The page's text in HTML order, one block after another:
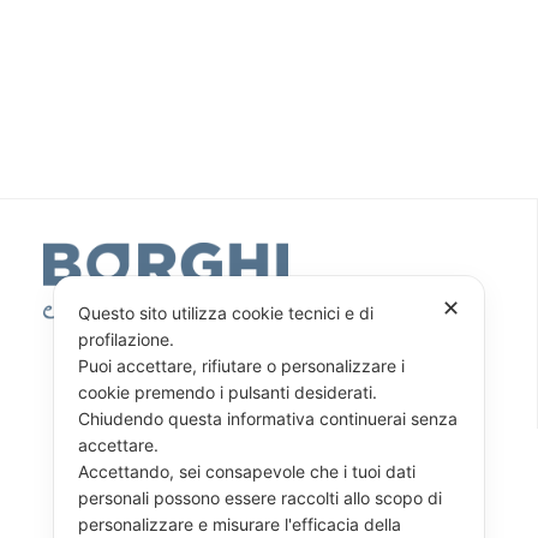
CONTATTACI
✕
Questo sito utilizza cookie tecnici e di
profilazione.
Puoi accettare, rifiutare o personalizzare i
cookie premendo i pulsanti desiderati.
Chiudendo questa informativa continuerai senza
accettare.
Accettando, sei consapevole che i tuoi dati
personali possono essere raccolti allo scopo di
personalizzare e misurare l'efficacia della